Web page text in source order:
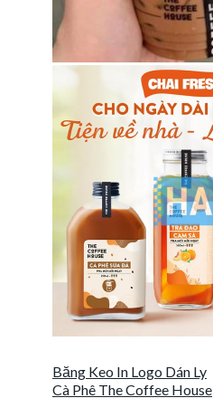
Băng Keo In Logo Dán Ly
Cà Phê The Coffee House